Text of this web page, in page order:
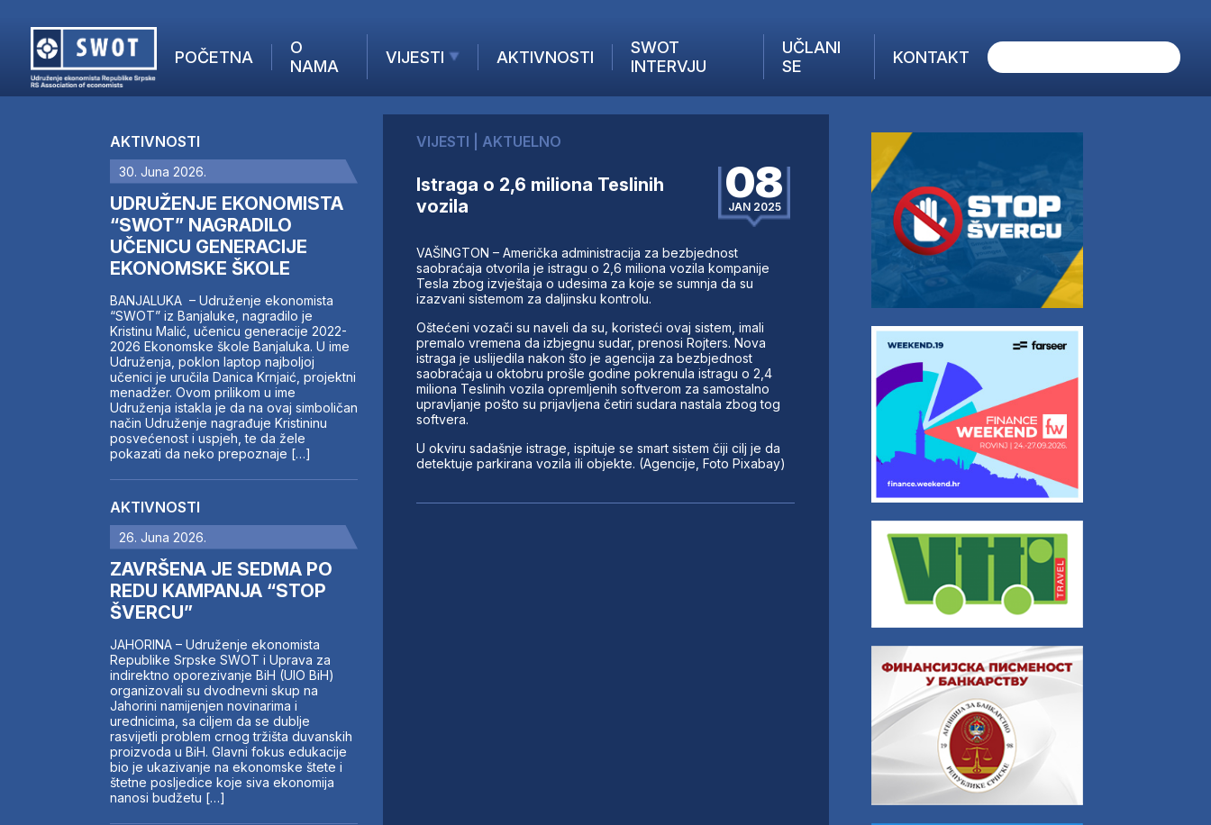
POČETNA
O
NAMA
VIJESTI
AKTUELNO
KOMPANIJE
FINANSIJE
IZ STRANIH MEDIJA
AKTIVNOSTI
SWOT
INTERVJU
UČLANI
SE
KONTAKT
AKTUELNO
ANALIZE
KOMPANIJE
FINANSIJE
IZ STRANIH MEDIJA
AKTIVNOSTI
SWOT INTERVJU
UČLANI SE
KONTAKT
AKTIVNOSTI
30. Juna 2026.
UDRUŽENJE EKONOMISTA
“SWOT” NAGRADILO
UČENICU GENERACIJE
EKONOMSKE ŠKOLE
BANJALUKA – Udruženje ekonomista
“SWOT” iz Banjaluke, nagradilo je
Kristinu Malić, učenicu generacije 2022-
2026 Ekonomske škole Banjaluka. U ime
Udruženja, poklon laptop najboljoj
učenici je uručila Danica Krnjaić, projektni
menadžer. Ovom prilikom u ime
Udruženja istakla je da na ovaj simboličan
način Udruženje nagrađuje Kristininu
posvećenost i uspjeh, te da žele
pokazati da neko prepoznaje […]
AKTIVNOSTI
26. Juna 2026.
ZAVRŠENA JE SEDMA PO
REDU KAMPANJA “STOP
ŠVERCU”
JAHORINA – Udruženje ekonomista
Republike Srpske SWOT i Uprava za
indirektno oporezivanje BiH (UIO BiH)
organizovali su dvodnevni skup na
Jahorini namijenjen novinarima i
urednicima, sa ciljem da se dublje
rasvijetli problem crnog tržišta duvanskih
proizvoda u BiH. Glavni fokus edukacije
bio je ukazivanje na ekonomske štete i
štetne posljedice koje siva ekonomija
nanosi budžetu […]
VIJESTI AKTUELNO
Istraga o 2,6 miliona Teslinih
vozila
08
JAN 2025
VAŠINGTON – Američka administracija za bezbjednost
saobraćaja otvorila je istragu o 2,6 miliona vozila kompanije
Tesla zbog izvještaja o udesima za koje se sumnja da su
izazvani sistemom za daljinsku kontrolu.
Oštećeni vozači su naveli da su, koristeći ovaj sistem, imali
premalo vremena da izbjegnu sudar, prenosi Rojters. Nova
istraga je uslijedila nakon što je agencija za bezbjednost
saobraćaja u oktobru prošle godine pokrenula istragu o 2,4
miliona Teslinih vozila opremljenih softverom za samostalno
upravljanje pošto su prijavljena četiri sudara nastala zbog tog
softvera.
U okviru sadašnje istrage, ispituje se smart sistem čiji cilj je da
detektuje parkirana vozila ili objekte. (Agencije, Foto Pixabay)